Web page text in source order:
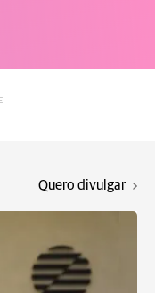
Quero divulgar